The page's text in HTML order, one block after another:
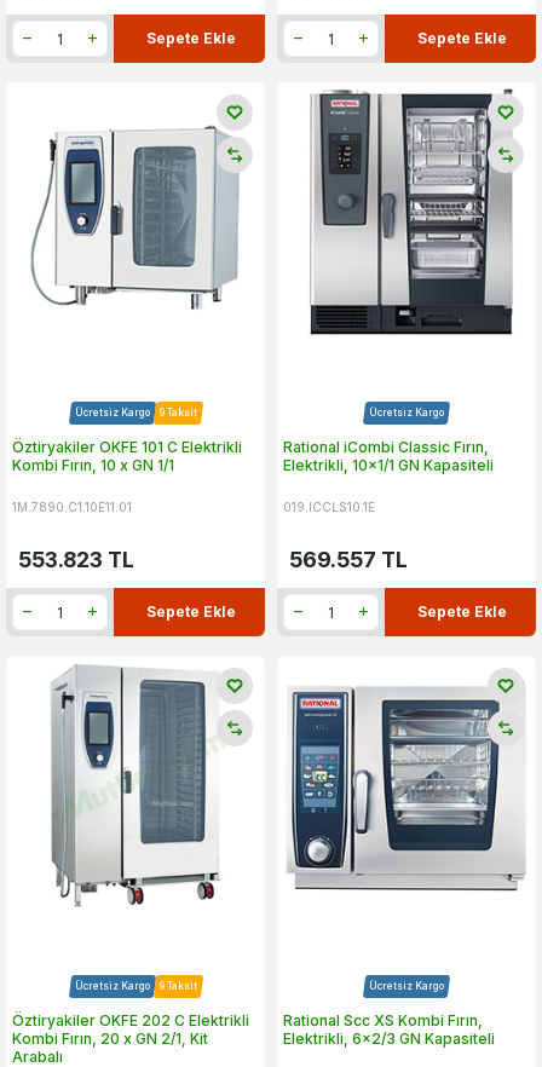
Sepete Ekle Sepete Ekle
Ücretsiz Kargo 9 Taksit
Öztiryakiler OKFE 101 C Elektrikli
Kombi Fırın, 10 x GN 1/1
1M.7890.C1.10E11.01
553.823 TL
Sepete Ekle
Ücretsiz Kargo
Rational iCombi Classic Fırın,
Elektrikli, 10x1/1 GN Kapasiteli
019.ICCLS10.1E
569.557 TL
Sepete Ekle
Ücretsiz Kargo 9 Taksit
Öztiryakiler OKFE 202 C Elektrikli
Kombi Fırın, 20 x GN 2/1, Kit
Arabalı
Ücretsiz Kargo
Rational Scc XS Kombi Fırın,
Elektrikli, 6x2/3 GN Kapasiteli